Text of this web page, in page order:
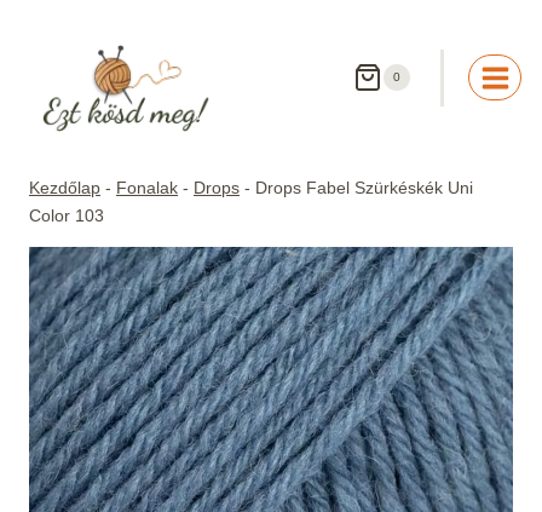
0
Kezdőlap - Fonalak - Drops - Drops Fabel Szürkéskék Uni
Color 103